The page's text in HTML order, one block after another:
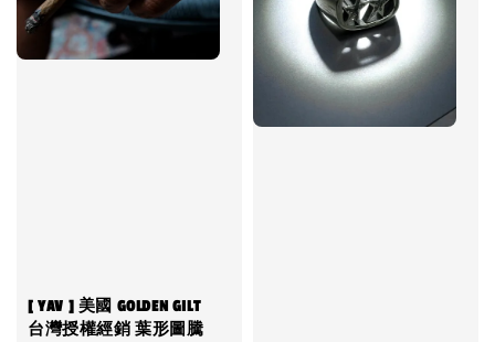
[ YAV ] 美國 GOLDEN GILT
台灣授權經銷 葉形圖騰